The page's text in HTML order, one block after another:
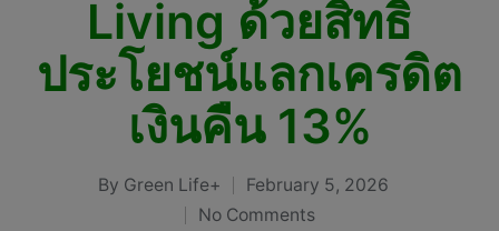
Living ด้วยสิทธิ
ประโยชน์แลกเครดิต
เงินคืน 13%
Posted
By Green Life+
February 5, 2026
No Comments